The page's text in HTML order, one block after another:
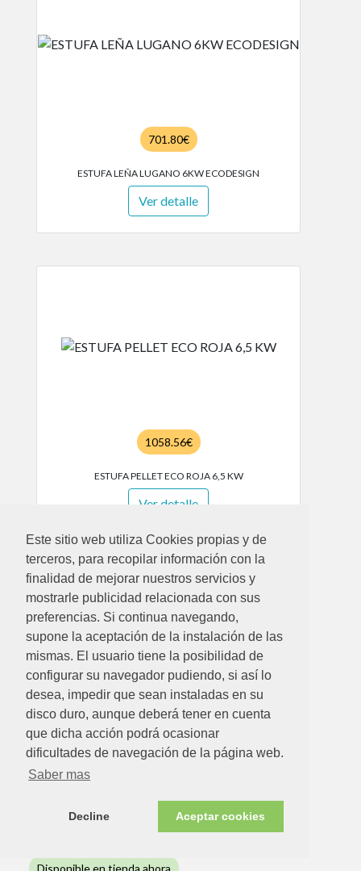
Este sitio web utiliza Cookies propias y de
terceros, para recopilar información con la
finalidad de mejorar nuestros servicios y
mostrarle publicidad relacionada con sus
preferencias. Si continua navegando,
supone la aceptación de la instalación de las
mismas. El usuario tiene la posibilidad de
configurar su navegador pudiendo, si así lo
desea, impedir que sean instaladas en su
disco duro, aunque deberá tener en cuenta
que dicha acción podrá ocasionar
dificultades de navegación de la página web.
Saber mas
Decline Aceptar cookies
701.80€
ESTUFA LEÑA LUGANO 6KW ECODESIGN
Ver detalle
1058.56€
ESTUFA PELLET ECO ROJA 6,5 KW
Ver detalle
Disponible en tienda ahora
225.79€
ESTUFA EXTERIOR ACERO CON PUERTA
Ver detalle
Disponible en tienda ahora